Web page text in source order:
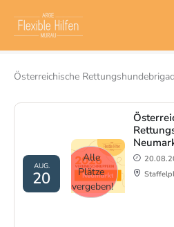
Inhalt Österreichische
Österreichische
AUG.
20
Alle
Plätze
vergeben!